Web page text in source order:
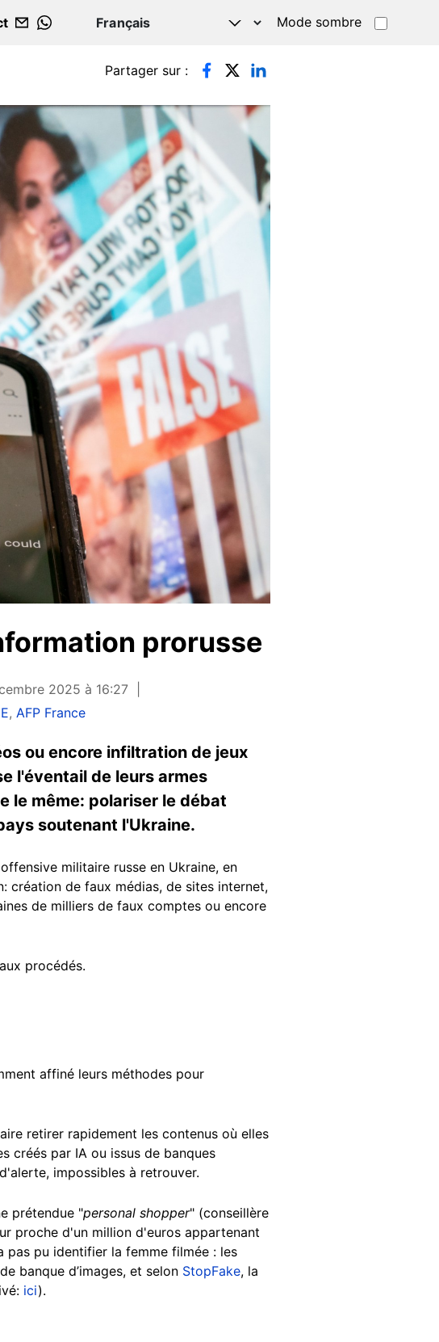
WHATSAPP
Mode sombre
Partager sur :
prorusse
2025 à 16:27
, AFP France
ou encore infiltration de jeux
l'éventail de leurs armes
le même: polariser le débat
soutenant l'Ukraine.
militaire russe en Ukraine, en
création de faux médias, de sites internet,
de milliers de faux comptes ou encore
procédés.
affiné leurs méthodes pour
retirer rapidement les contenus où elles
créés par IA ou issus de banques
impossibles à retrouver.
prétendue "personal shopper" (conseillère
proche d'un million d'euros appartenant
pas pu identifier la femme filmée : les
banque d’images, et selon StopFake, la
ici).